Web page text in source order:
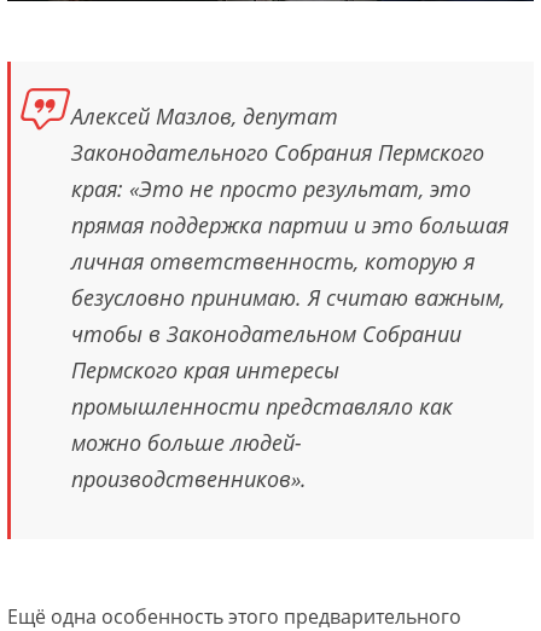
Алексей Мазлов, депутат
Законодательного Собрания Пермского
края: «Это не просто результат, это
прямая поддержка партии и это большая
личная ответственность, которую я
безусловно принимаю. Я считаю важным,
чтобы в Законодательном Собрании
Пермского края интересы
промышленности представляло как
можно больше людей-
производственников».
Ещё одна особенность этого предварительного